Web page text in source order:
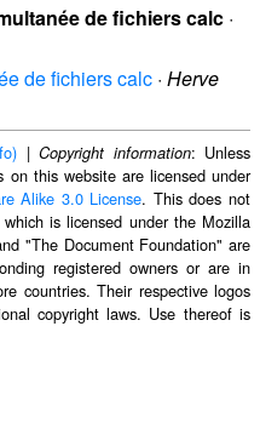
de fichiers calc ·
de fichiers calc · Herve
|Copyright information: Unless
on this website are licensed under
Alike 3.0 License. This does not
is licensed under the Mozilla
"The Document Foundation" are
registered owners or are in
countries. Their respective logos
copyright laws. Use thereof is